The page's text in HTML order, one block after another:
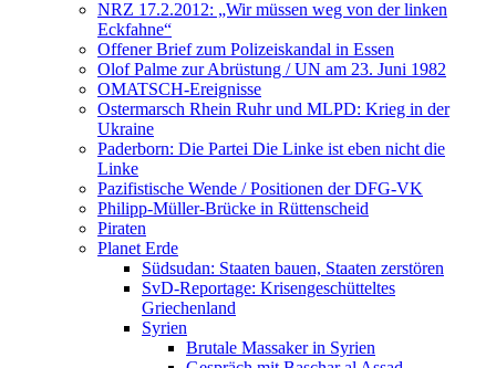
NRZ 17.2.2012: „Wir müssen weg von der linken
Eckfahne“
Offener Brief zum Polizeiskandal in Essen
Olof Palme zur Abrüstung / UN am 23. Juni 1982
OMATSCH-Ereignisse
Ostermarsch Rhein Ruhr und MLPD: Krieg in der
Ukraine
Paderborn: Die Partei Die Linke ist eben nicht die
Linke
Pazifistische Wende / Positionen der DFG-VK
Philipp-Müller-Brücke in Rüttenscheid
Piraten
Planet Erde
Südsudan: Staaten bauen, Staaten zerstören
SvD-Reportage: Krisengeschütteltes
Griechenland
Syrien
Brutale Massaker in Syrien